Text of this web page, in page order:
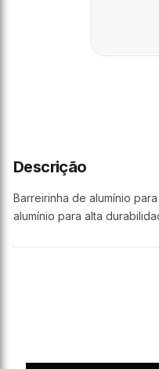
Descrição
Barreirinha de alumínio
alumínio para alta